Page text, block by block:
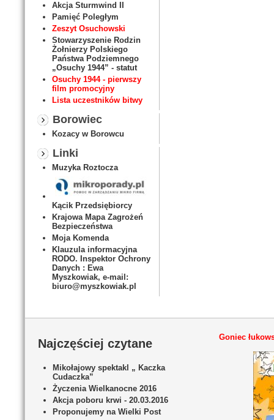
Akcja Sturmwind II
Pamięć Poległym
Zeszyt Osuchowski
Stowarzyszenie Rodzin
Żołnierzy Polskiego
Państwa Podziemnego
„Osuchy 1944” - statut
Osuchy 1944 - pierwszy
film promocyjny
Lista uczestników bitwy
Borowiec
Kozacy w Borowcu
Linki
Muzyka Roztocza
Kącik Przedsiębiorcy
Krajowa Mapa Zagrożeń
Bezpieczeństwa
Moja Komenda
Klauzula informacyjna
RODO. Inspektor Ochrony
Danych : Ewa
Myszkowiak, e-mail:
biuro@myszkowiak.pl
Najczęściej czytane
Mikołajowy spektakl „ Kaczka
Cudaczka”
Życzenia Wielkanocne 2016
Akcja poboru krwi - 20.03.2016
Proponujemy na Wielki Post
Goniec